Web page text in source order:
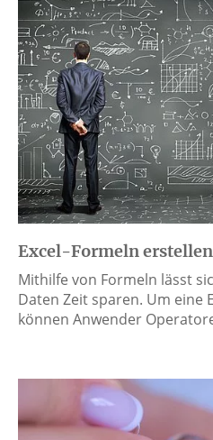
Excel-Formeln
Mithilfe von Formeln lässt
Daten Zeit sparen. Um eine
können Anwender